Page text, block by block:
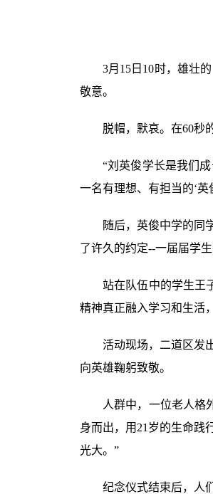
3月15日10时，雄壮
敬意。
脱帽，默哀。在60秒
“刘英俊学长是我们
一名有理想、有担当的‘英
随后，英俊中学的同
了许久的约定--一届届学
站在队伍中的学生王
精神真正融入学习和生活
活动现场，二道区发
向英雄鞠躬致敬。
人群中，一位老人格
身而出，用21岁的生命践
光大。”
纪念仪式结束后，人